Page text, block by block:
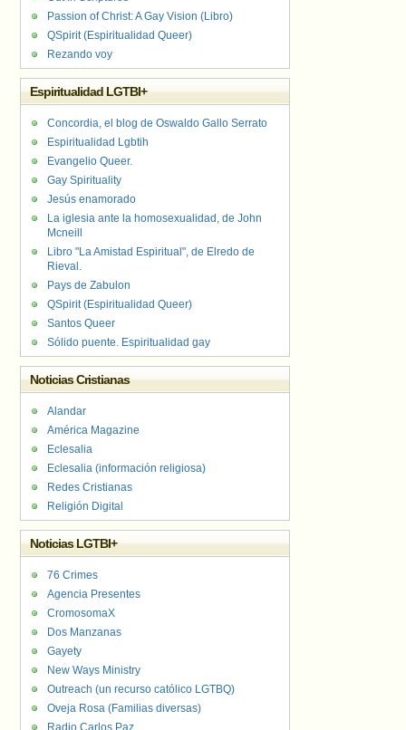
Passion of Christ: A Gay Vision (Libro)
QSpirit (Espiritualidad Queer)
Rezando voy
Espiritualidad LGTBI+
Concordia, el blog de Oswaldo Gallo Serrato
Espiritualidad Lgbtih
Evangelio Queer.
Gay Spirituality
Jesús enamorado
La iglesia ante la homosexualidad, de John
Mcneill
Libro "La Amistad Espiritual", de Elredo de
Rieval.
Pays de Zabulon
QSpirit (Espiritualidad Queer)
Santos Queer
Sólido puente. Espiritualidad gay
Noticias Cristianas
Alandar
América Magazine
Eclesalia
Eclesalia (información religiosa)
Redes Cristianas
Religión Digital
Noticias LGTBI+
76 Crimes
Agencia Presentes
CromosomaX
Dos Manzanas
Gayety
New Ways Ministry
Outreach (un recurso católico LGTBQ)
Oveja Rosa (Familias diversas)
Radio Carlos Paz